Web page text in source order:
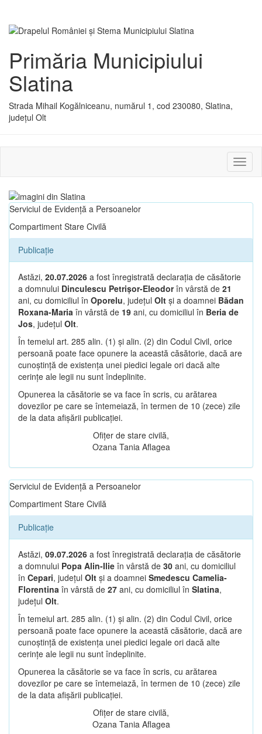
Primăria Municipiului
Slatina
Strada Mihail Kogălniceanu, numărul 1, cod 230080, Slatina,
județul Olt
sau
Serviciul de Evidență a Persoanelor
Compartiment Stare Civilă
Publicație
Astăzi, 20.07.2026 a fost înregistrată declarația de căsătorie
a domnului Dinculescu Petrișor-Eleodorîn vârstă de 21
ani, cu domiciliul în Oporelu, județul Olt și a doamnei Bădan
Roxana-Maria în vârstă de 19 ani, cu domiciliul în Beria de
Jos, județul Olt.
În temeiul art. 285 alin. (1) și alin. (2) din Codul Civil, orice
persoană poate face opunere la această căsătorie, dacă are
cunoștință de existența unei piedici legale ori dacă alte
cerințe ale legii nu sunt îndeplinite.
Opunerea la căsătorie se va face în scris, cu arătarea
dovezilor pe care se întemeiază, în termen de 10 (zece) zile
de la data afișării publicației.
Ofițer de stare civilă,
Ozana Tania Aflagea
Serviciul de Evidență a Persoanelor
Compartiment Stare Civilă
Publicație
Astăzi, 09.07.2026 a fost înregistrată declarația de căsătorie
a domnului Popa Alin-Ilie în vârstă de 30 ani, cu domiciliul
în Cepari, județul Olt și a doamnei Smedescu Camelia-
Florentina în vârstă de 27 ani, cu domiciliul în Slatina,
județul Olt.
În temeiul art. 285 alin. (1) și alin. (2) din Codul Civil, orice
persoană poate face opunere la această căsătorie, dacă are
cunoștință de existența unei piedici legale ori dacă alte
cerințe ale legii nu sunt îndeplinite.
Opunerea la căsătorie se va face în scris, cu arătarea
dovezilor pe care se întemeiază, în termen de 10 (zece) zile
de la data afișării publicației.
Ofițer de stare civilă,
Ozana Tania Aflagea